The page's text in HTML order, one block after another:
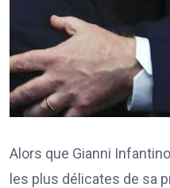
Alors que Gianni
les plus délicates de sa